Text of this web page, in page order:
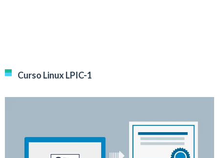
Curso Linux LPIC-1